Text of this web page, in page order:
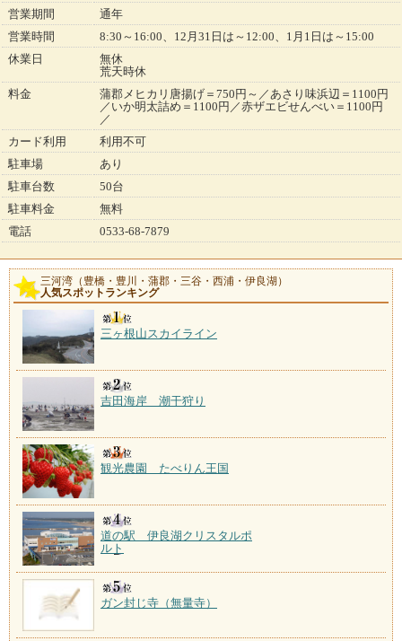
営業期間
通年
営業時間
8:30～16:00、12月31日は～12:00、1月1日は～15:00
休業日
無休
荒天時休
料金
蒲郡メヒカリ唐揚げ＝750円～／あさり味浜辺＝1100円
／いか明太詰め＝1100円／赤ザエビせんべい＝1100円
／
カード利用
利用不可
駐車場
あり
駐車台数
50台
駐車料金
無料
電話
0533-68-7879
三河湾（豊橋・豊川・蒲郡・三谷・西浦・伊良湖）
人気スポットランキング
三ヶ根山スカイライン
吉田海岸 潮干狩り
観光農園 たべりん王国
道の駅 伊良湖クリスタルポ
ルト
ガン封じ寺（無量寺）